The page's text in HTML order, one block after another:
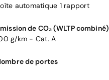
automatique 1 rapport
de CO₂ (WLTP combiné)
g/km - Cat. A
de portes